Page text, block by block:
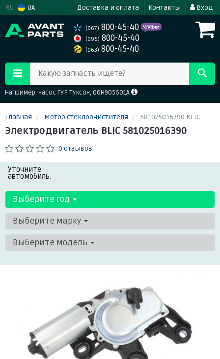
RU UA Доставка и оплата Контакты Вход
(067) 800-45-40
(095) 800-45-40
(063) 800-45-40
Какую запчасть ищете?
Например: насос ГУР Туксон, 06H905601A
Главная Мотор стеклоочистителя 581025016390 BLIC
Электродвигатель BLIC 581025016390
0 отзывов
Уточните
автомобиль:
Выберите год
Выберите марку
Выберите модель